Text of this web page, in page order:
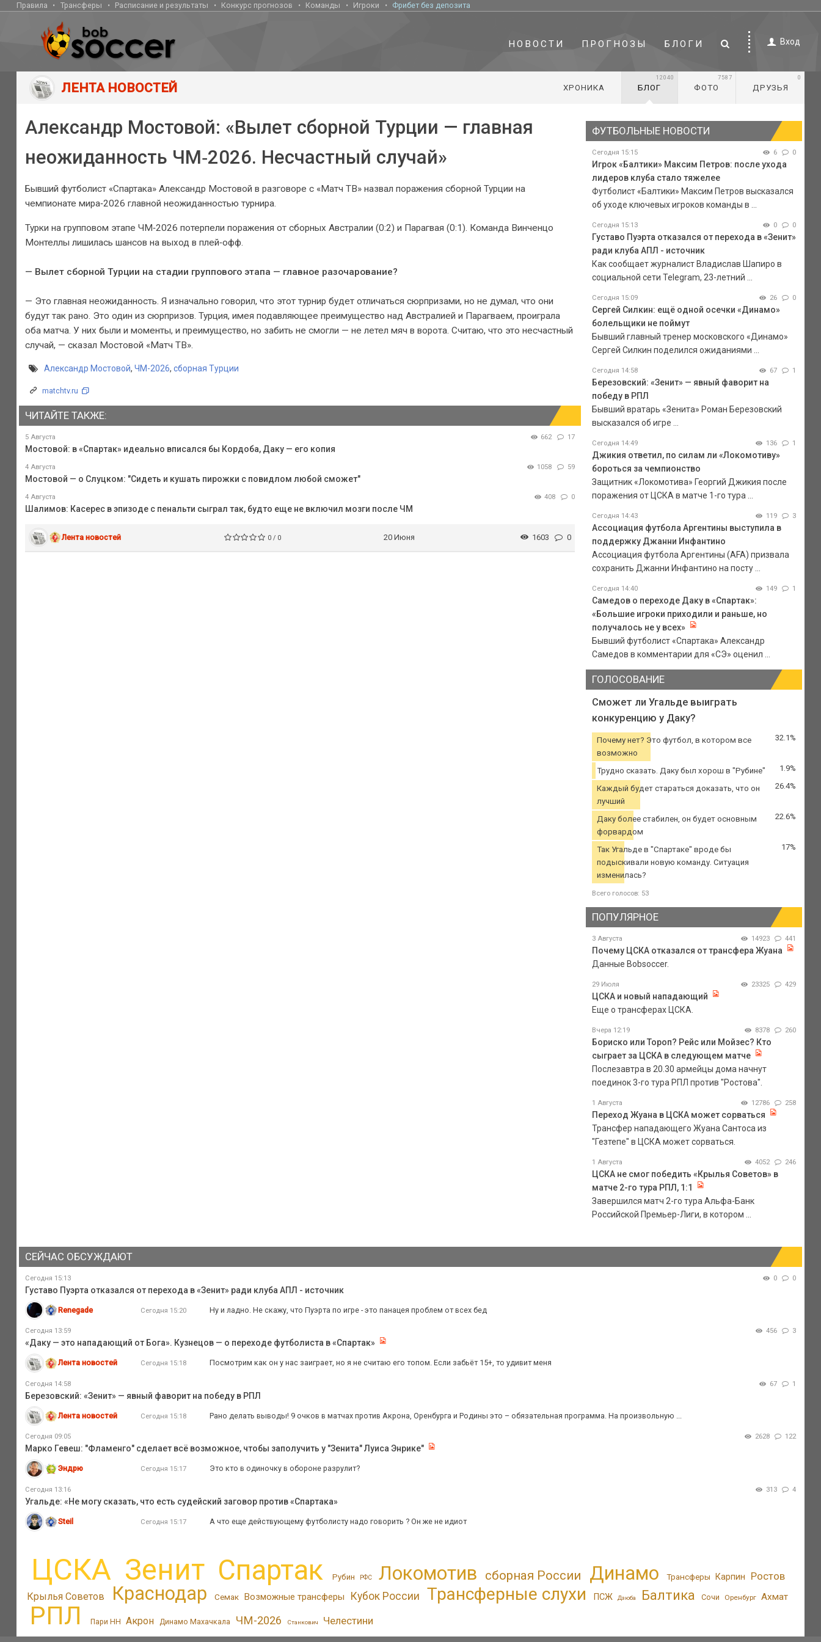
Правила Трансферы Расписание и результаты Конкурс прогнозов Команды Игроки Фрибет без депозита
НОВОСТИ ПРОГНОЗЫ БЛОГИ Вход
ЛЕНТА НОВОСТЕЙ ХРОНИКА БЛОГ
12040
ФОТО
7587
ДРУЗЬЯ
0
Александр Мостовой: «Вылет сборной Турции — главная
неожиданность ЧМ‑2026. Несчастный случай»
Бывший футболист «Спартака» Александр Мостовой в разговоре с «Матч ТВ» назвал поражения сборной Турции на
чемпионате мира‑2026 главной неожиданностью турнира.
Турки на групповом этапе ЧМ‑2026 потерпели поражения от сборных Австралии (0:2) и Парагвая (0:1). Команда Винченцо
Монтеллы лишилась шансов на выход в плей‑офф.
— Вылет сборной Турции на стадии группового этапа — главное разочарование?
— Это главная неожиданность. Я изначально говорил, что этот турнир будет отличаться сюрпризами, но не думал, что они
будут так рано. Это один из сюрпризов. Турция, имея подавляющее преимущество над Австралией и Парагваем, проиграла
оба матча. У них были и моменты, и преимущество, но забить не смогли — не летел мяч в ворота. Считаю, что это несчастный
случай, — сказал Мостовой «Матч ТВ».
Александр Мостовой, ЧМ-2026, сборная Турции
matchtv.ru
ЧИТАЙТЕ ТАКЖЕ:
5 Августа 662 17
Мостовой: в «Спартак» идеально вписался бы Кордоба, Даку — его копия
4 Августа 1058 59
Мостовой — о Слуцком: "Сидеть и кушать пирожки с повидлом любой сможет"
4 Августа 408 0
Шалимов: Касерес в эпизоде с пенальти сыграл так, будто еще не включил мозги после ЧМ
Лента новостей 0 / 0 20 Июня 1603 0
ФУТБОЛЬНЫЕ НОВОСТИ
Сегодня 15:15 6 0
Игрок «Балтики» Максим Петров: после ухода
лидеров клуба стало тяжелее
Футболист «Балтики» Максим Петров высказался
об уходе ключевых игроков команды в ...
Сегодня 15:13 0 0
Густаво Пуэрта отказался от перехода в «Зенит»
ради клуба АПЛ - источник
Как сообщает журналист Владислав Шапиро в
социальной сети Telegram, 23-летний ...
Сегодня 15:09 26 0
Сергей Силкин: ещё одной осечки «Динамо»
болельщики не поймут
Бывший главный тренер московского «Динамо»
Сергей Силкин поделился ожиданиями ...
Сегодня 14:58 67 1
Березовский: «Зенит» — явный фаворит на
победу в РПЛ
Бывший вратарь «Зенита» Роман Березовский
высказался об игре ...
Сегодня 14:49 136 1
Джикия ответил, по силам ли «Локомотиву»
бороться за чемпионство
Защитник «Локомотива» Георгий Джикия после
поражения от ЦСКА в матче 1-го тура ...
Сегодня 14:43 119 3
Ассоциация футбола Аргентины выступила в
поддержку Джанни Инфантино
Ассоциация футбола Аргентины (AFA) призвала
сохранить Джанни Инфантино на посту ...
Сегодня 14:40 149 1
Самедов о переходе Даку в «Спартак»:
«Большие игроки приходили и раньше, но
получалось не у всех»
Бывший футболист «Спартака» Александр
Самедов в комментарии для «СЭ» оценил ...
ГОЛОСОВАНИЕ
Сможет ли Угальде выиграть
конкуренцию у Даку?
Почему нет? Это футбол, в котором все
возможно
32.1%
Трудно сказать. Даку был хорош в "Рубине" 1.9%
Каждый будет стараться доказать, что он
лучший
26.4%
Даку более стабилен, он будет основным
форвардом
22.6%
Так Угальде в "Спартаке" вроде бы
подыскивали новую команду. Ситуация
изменилась?
17%
Всего голосов: 53
ПОПУЛЯРНОЕ
3 Августа 14923 441
Почему ЦСКА отказался от трансфера Жуана
Данные Bobsoccer.
29 Июля 23325 429
ЦСКА и новый нападающий
Еще о трансферах ЦСКА.
Вчера 12:19 8378 260
Бориско или Тороп? Рейс или Мойзес? Кто
сыграет за ЦСКА в следующем матче
Послезавтра в 20.30 армейцы дома начнут
поединок 3-го тура РПЛ против "Ростова".
1 Августа 12786 258
Переход Жуана в ЦСКА может сорваться
Трансфер нападающего Жуана Сантоса из
"Гезтепе" в ЦСКА может сорваться.
1 Августа 4052 246
ЦСКА не смог победить «Крылья Советов» в
матче 2-го тура РПЛ, 1:1
Завершился матч 2-го тура Альфа-Банк
Российской Премьер-Лиги, в котором ...
СЕЙЧАС ОБСУЖДАЮТ
Сегодня 15:13 0 0
Густаво Пуэрта отказался от перехода в «Зенит» ради клуба АПЛ - источник
Renegade Сегодня 15:20 Ну и ладно. Не скажу, что Пуэрта по игре - это панацея проблем от всех бед
Сегодня 13:59 456 3
«Даку — это нападающий от Бога». Кузнецов — о переходе футболиста в «Спартак»
Лента новостей Сегодня 15:18 Посмотрим как он у нас заиграет, но я не считаю его топом. Если забьёт 15+, то удивит меня
Сегодня 14:58 67 1
Березовский: «Зенит» — явный фаворит на победу в РПЛ
Лента новостей Сегодня 15:18 Рано делать выводы! 9 очков в матчах против Акрона, Оренбурга и Родины это – обязательная программа. На произвольную ...
Сегодня 09:05 2628 122
Марко Гевеш: "Фламенго" сделает всё возможное, чтобы заполучить у "Зенита" Луиса Энрике"
Эндрю Сегодня 15:17 Это кто в одиночку в обороне разрулит?
Сегодня 13:16 313 4
Угальде: «Не могу сказать, что есть судейский заговор против «Спартака»
Steil Сегодня 15:17 А что еще действующему футболисту надо говорить ? Он же не идиот
ЦСКА Зенит Спартак Рубин РФС Локомотив сборная России Динамо Трансферы Карпин Ростов
Крылья Советов Краснодар Семак Возможные трансферы Кубок России Трансферные слухи ПСЖ Дзюба Балтика Сочи Оренбург Ахмат
РПЛ Пари НН Акрон Динамо Махачкала ЧМ-2026 Станкович Челестини